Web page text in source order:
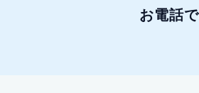
お電話